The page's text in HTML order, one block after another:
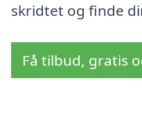
skridtet og finde
Få tilbud, gratis